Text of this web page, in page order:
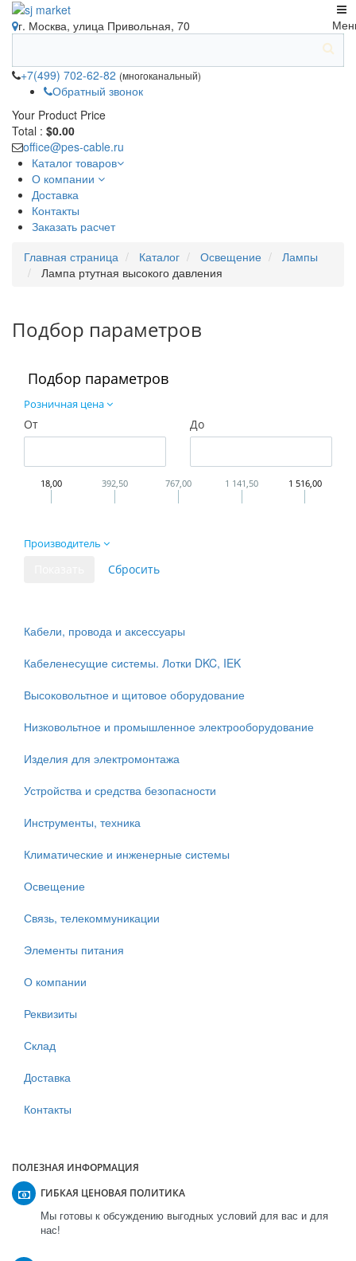
г. Москва, улица Привольная, 70
+7(499) 702-62-82 (многоканальный)
Обратный звонок
Your Product Price
Total : $0.00
office@pes-cable.ru
Каталог товаров
О компании
Доставка
Контакты
Заказать расчет
Главная страница Каталог Освещение
Лампы
Лампа ртутная высокого давления
Подбор параметров
Подбор параметров
Розничная цена
От До
18,00 392,50 767,00 1 141,50 1 516,00
Производитель
Кабели, провода и аксессуары
Кабеленесущие системы. Лотки DKC, IEK
Высоковольтное и щитовое оборудование
Низковольтное и промышленное электрооборудование
Изделия для электромонтажа
Устройства и средства безопасности
Инструменты, техника
Климатические и инженерные системы
Освещение
Связь, телекоммуникации
Элементы питания
О компании
Реквизиты
Склад
Доставка
Контакты
ПОЛЕЗНАЯ ИНФОРМАЦИЯ
ГИБКАЯ ЦЕНОВАЯ ПОЛИТИКА
Мы готовы к обсуждению выгодных условий для вас и для
нас!